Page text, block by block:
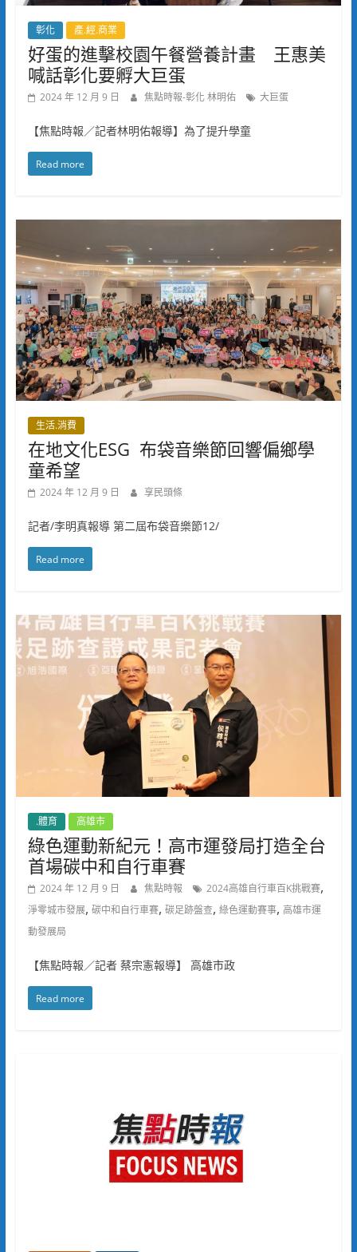
彰化 產.經.商業
好蛋的進擊校園午餐營養計畫 王惠美
喊話彰化要孵大巨蛋
2024 年 12 月 9 日 焦點時報-彰化 林明佑 大巨蛋
【焦點時報／記者林明佑報導】為了提升學童
Read more
生活.消費
在地文化ESG 布袋音樂節回響偏鄉學
童希望
2024 年 12 月 9 日 享民頭條
記者/李明真報導 第二屆布袋音樂節12/
Read more
.體育 高雄市
綠色運動新紀元！高市運發局打造全台
首場碳中和自行車賽
2024 年 12 月 9 日 焦點時報 2024高雄自行車百K挑戰賽,
淨零城市發展, 碳中和自行車賽, 碳足跡盤查, 綠色運動賽事, 高雄市運
動發展局
【焦點時報／記者 蔡宗憲報導】 高雄市政
Read more